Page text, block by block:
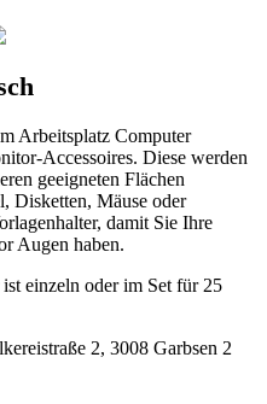
Arbeitsplatz Computer
Accessoires. Diese werden
geeigneten Flächen
Disketten, Mäuse oder
damit Sie Ihre
Augen haben.
einzeln oder im Set für 25
2, 3008 Garbsen 2